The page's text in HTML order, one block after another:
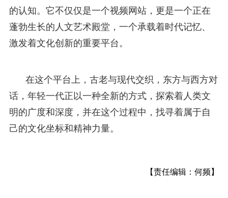
的认知。它不仅仅是一个视频网站，更是一个正在
蓬勃生长的人文艺术殿堂，一个承载着时代记忆、
激发着文化创新的重要平台。
在这个平台上，古老与现代交织，东方与西方对
话，年轻一代正以一种全新的方式，探索着人类文
明的广度和深度，并在这个过程中，找寻着属于自
己的文化坐标和精神力量。
【责任编辑：何频】